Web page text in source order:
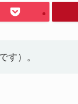
です）。